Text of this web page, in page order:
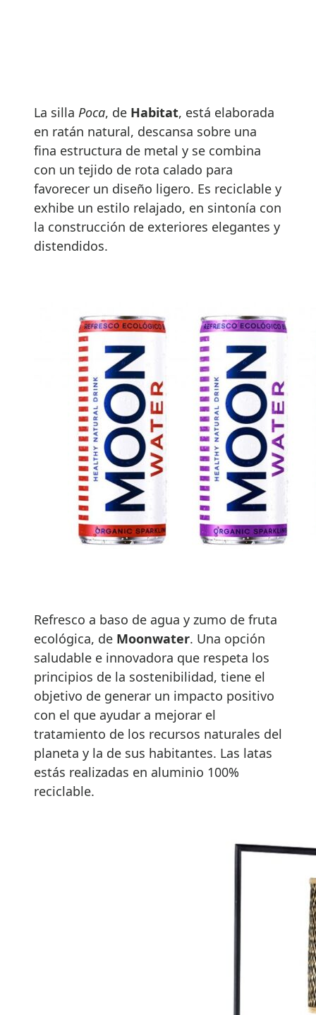
La silla Poca, de Habitat, está elaborada
en ratán natural, descansa sobre una
fina estructura de metal y se combina
con un tejido de rota calado para
favorecer un diseño ligero. Es reciclable y
exhibe un estilo relajado, en sintonía con
la construcción de exteriores elegantes y
distendidos.
Refresco a baso de agua y zumo de fruta
ecológica, de Moonwater. Una opción
saludable e innovadora que respeta los
principios de la sostenibilidad, tiene el
objetivo de generar un impacto positivo
con el que ayudar a mejorar el
tratamiento de los recursos naturales del
planeta y la de sus habitantes. Las latas
estás realizadas en aluminio 100%
reciclable.